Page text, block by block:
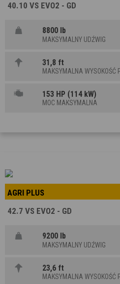
40.10 VS EVO2 - GD
8800 lb
MAKSYMALNY UDŹWIG
31,8 ft
MAKSYMALNA WYSOKOŚĆ
153 HP (114 kW)
MOC MAKSYMALNA
AGRI PLUS
42.7 VS EVO2 - GD
9200 lb
MAKSYMALNY UDŹWIG
23,6 ft
MAKSYMALNA WYSOKOŚĆ